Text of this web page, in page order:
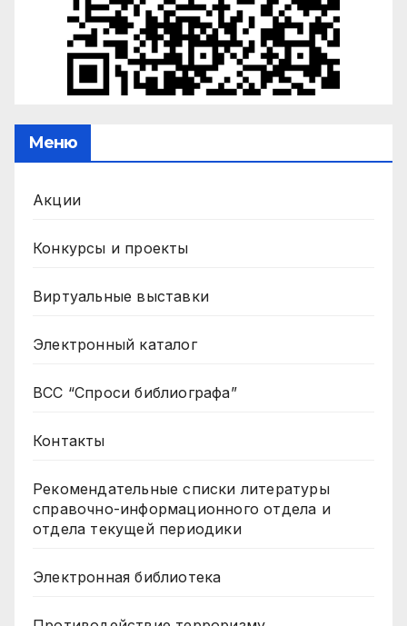
Меню
Акции
Конкурсы и проекты
Виртуальные выставки
Электронный каталог
ВСС “Спроси библиографа”
Контакты
Рекомендательные списки литературы
справочно-информационного отдела и
отдела текущей периодики
Электронная библиотека